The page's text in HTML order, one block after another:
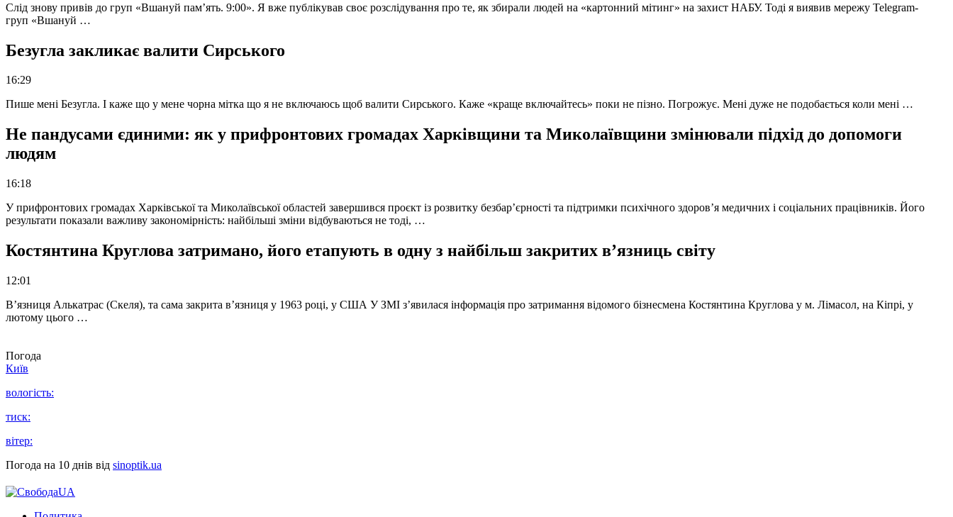
Слід знову привів до груп «Вшануй пам’ять. 9:00». Я вже публікував своє розслідування про те, як збирали людей на «картонний мітинг» на захист НАБУ. Тоді я виявив мережу Telegram-
груп «Вшануй …
Безугла закликає валити Сирського
16:29
Пише мені Безугла. І каже що у мене чорна мітка що я не включаюсь щоб валити Сирського. Каже «краще включайтесь» поки не пізно. Погрожує. Мені дуже не подобається коли мені …
Не пандусами єдиними: як у прифронтових громадах Харківщини та Миколаївщини змінювали підхід до допомоги
людям
16:18
У прифронтових громадах Харківської та Миколаївської областей завершився проєкт із розвитку безбар’єрності та підтримки психічного здоров’я медичних і соціальних працівників. Його
результати показали важливу закономірність: найбільші зміни відбуваються не тоді, …
Костянтина Круглова затримано, його етапують в одну з найбільш закритих в’язниць світу
12:01
В’язниця Алькатрас (Скеля), та сама закрита в’язниця у 1963 році, у США У ЗМІ з’явилася інформація про затримання відомого бізнесмена Костянтина Круглова у м. Лімасол, на Кіпрі, у
лютому цього …
Погода
Київ
вологість:
тиск:
вітер:
Погода на 10 днів від sinoptik.ua